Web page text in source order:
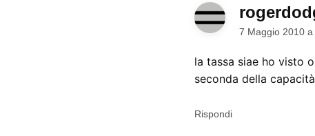
7 Maggio 2010 a
la tassa siae ho visto
seconda della
Rispondi